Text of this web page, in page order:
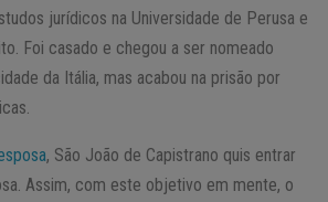
jurídicos na Universidade de Perusa e
Foi casado e chegou a ser nomeado
da Itália, mas acabou na prisão por
, São João de Capistrano quis entrar
Assim, com este objetivo em mente, o